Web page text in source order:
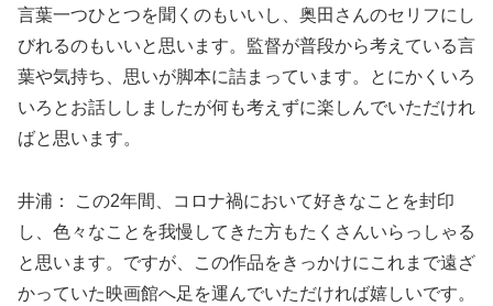
言葉一つひとつを聞くのもいいし、奥田さんのセリフにし
びれるのもいいと思います。監督が普段から考えている言
葉や気持ち、思いが脚本に詰まっています。とにかくいろ
いろとお話ししましたが何も考えずに楽しんでいただけれ
ばと思います。
井浦： この2年間、コロナ禍において好きなことを封印
し、色々なことを我慢してきた方もたくさんいらっしゃる
と思います。ですが、この作品をきっかけにこれまで遠ざ
かっていた映画館へ足を運んでいただければ嬉しいです。